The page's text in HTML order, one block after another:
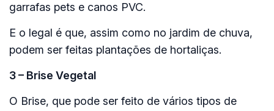
garrafas pets e canos PVC.
E o legal é que, assim como no jardim de chuva,
podem ser feitas plantações de hortaliças.
3 – Brise Vegetal
O Brise, que pode ser feito de vários tipos de